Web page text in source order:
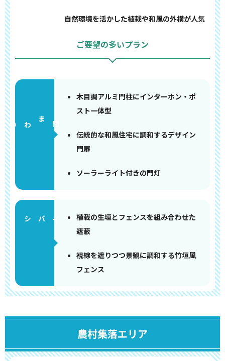
自然環境を活かした植栽や和風の外構が人気
ご要望の多いプラン
門まわり
木目調アルミ門柱にインターホン・ポ
スト一体型
伝統的な和風住宅に調和するデザイン
門扉
ソーラーライト付きの門灯
植栽の生垣とフェンスを組み合わせた
遮蔽
視線を遮りつつ景観に調和する竹垣風
フェンス
農村集落エリア